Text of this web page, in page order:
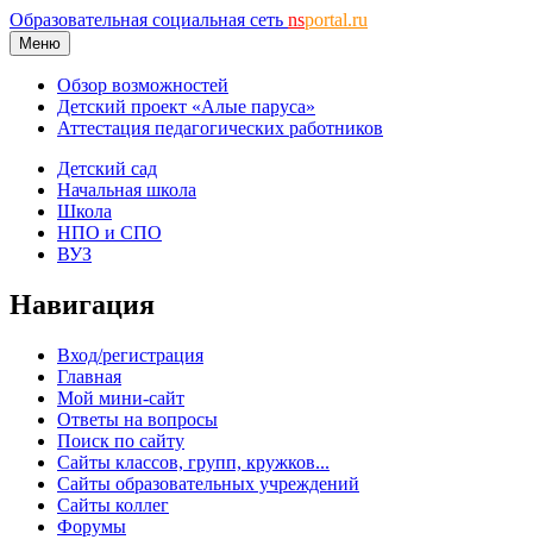
Образовательная социальная сеть nsportal.ru
Меню
Обзор возможностей
Детский проект «Алые паруса»
Аттестация педагогических работников
Детский сад
Начальная школа
Школа
НПО и СПО
ВУЗ
Навигация
Вход/регистрация
Главная
Мой мини-сайт
Ответы на вопросы
Поиск по сайту
Сайты классов, групп, кружков...
Сайты образовательных учреждений
Сайты коллег
Форумы